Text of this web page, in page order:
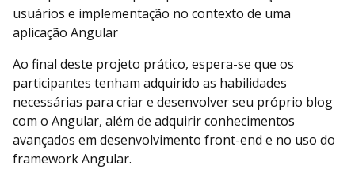
usuários e implementação no contexto de uma
aplicação Angular
Ao final deste projeto prático, espera-se que os
participantes tenham adquirido as habilidades
necessárias para criar e desenvolver seu próprio blog
com o Angular, além de adquirir conhecimentos
avançados em desenvolvimento front-end e no uso do
framework Angular.